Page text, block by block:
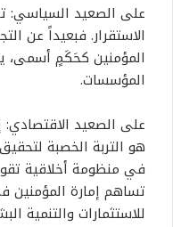
على الصعيد السياسي:
الاستقرار. فبعيداً عن
المؤمنين كحَكَمٍ أسمى،
المؤسسات.
على الصعيد الاقتصادي:
هو التربة الخصبة
في منظومة أخلاقية
تساهم إمارة المؤمنين
للاستثمارات والتنمية